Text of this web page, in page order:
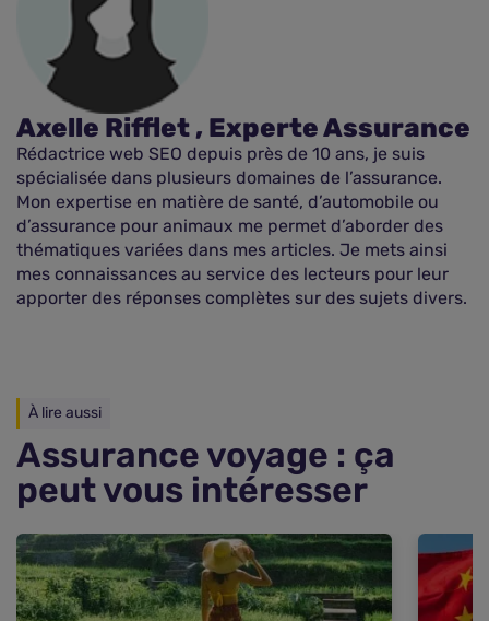
Axelle Rifflet , Experte Assurance
Rédactrice web SEO depuis près de 10 ans, je suis
spécialisée dans plusieurs domaines de l’assurance.
Mon expertise en matière de santé, d’automobile ou
d’assurance pour animaux me permet d’aborder des
thématiques variées dans mes articles. Je mets ainsi
mes connaissances au service des lecteurs pour leur
apporter des réponses complètes sur des sujets divers.
À lire aussi
Assurance voyage : ça
peut vous intéresser